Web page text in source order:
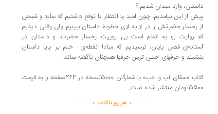
وارد میدان شدیم!؟
از این نیامدیم، چون امید یا انتظار یا توقع داشتیم که سایه و شبحی
رخسار حضرتش را در لا به لای خطوط داستان ببینیم ولی وقتی دیدیم
روایت رو به اتمام است بی رو‌ییت رخسار حضرت، و داستان در
فصل پایان، ترسیدیم که مبادا نقطه‌ی ختم بر پایا داستان
و حرفهای اصلی ترین حرفها همچنان ناگفته بماند.....
کتاب «سقای آب و ادب» با شمارگان 5000نسخه در 264صفحه و به قیمت
...............
. هر روز با کتاب .
..............